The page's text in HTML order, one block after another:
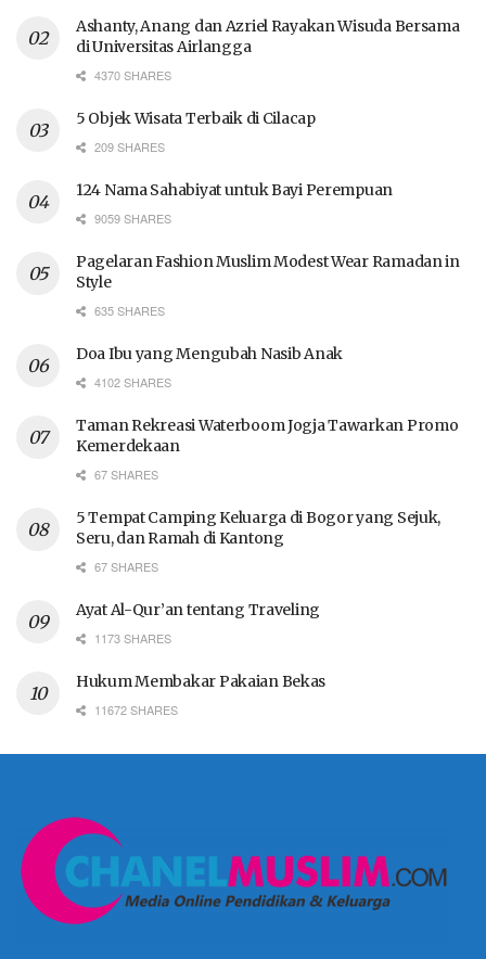
Ashanty, Anang dan Azriel Rayakan Wisuda Bersama
di Universitas Airlangga
4370 SHARES
5 Objek Wisata Terbaik di Cilacap
209 SHARES
124 Nama Sahabiyat untuk Bayi Perempuan
9059 SHARES
Pagelaran Fashion Muslim Modest Wear Ramadan in
Style
635 SHARES
Doa Ibu yang Mengubah Nasib Anak
4102 SHARES
Taman Rekreasi Waterboom Jogja Tawarkan Promo
Kemerdekaan
67 SHARES
5 Tempat Camping Keluarga di Bogor yang Sejuk,
Seru, dan Ramah di Kantong
67 SHARES
Ayat Al-Qur’an tentang Traveling
1173 SHARES
Hukum Membakar Pakaian Bekas
11672 SHARES